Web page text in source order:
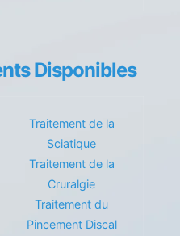
Disponibles
Traitement de la
Sciatique
Traitement de la
Cruralgie
Traitement du
Pincement Discal